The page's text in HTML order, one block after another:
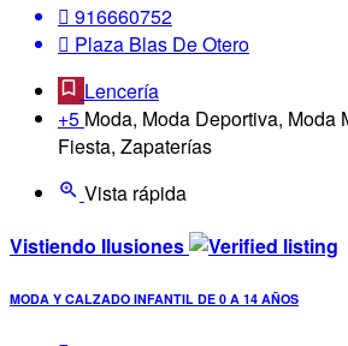
916660752
Plaza Blas De Otero
Lencería
+5 Moda, Moda Deportiva, Moda
Fiesta, Zapaterías
Vista rápida
Vistiendo Ilusiones
MODA Y CALZADO INFANTIL DE 0 A 14 AÑOS